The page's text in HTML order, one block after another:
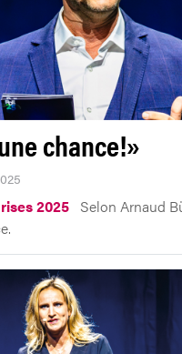
chance!»
2025 Selon Arnaud